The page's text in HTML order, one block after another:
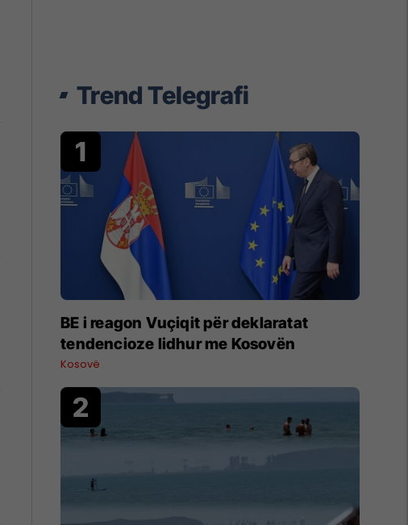
Trend Telegrafi
BE i reagon Vuçiqit për deklaratat
tendencioze lidhur me Kosovën
Kosovë